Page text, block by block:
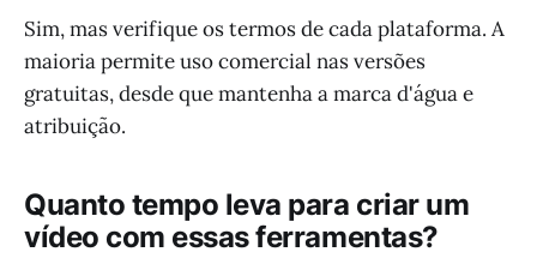
Sim, mas verifique os termos de cada plataforma. A
maioria permite uso comercial nas versões
gratuitas, desde que mantenha a marca d'água e
atribuição.
Quanto tempo leva para criar um
vídeo com essas ferramentas?